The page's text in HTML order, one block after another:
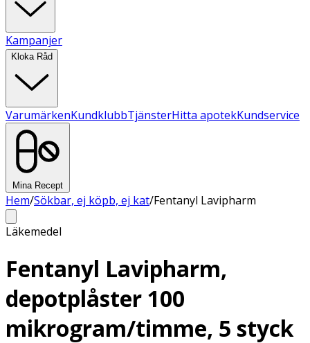
Kampanjer
Kloka Råd
VarumärkenKundklubbTjänsterHitta apotekKundservice
Mina Recept
Hem/Sökbar, ej köpb, ej kat/Fentanyl Lavipharm
Läkemedel
Fentanyl Lavipharm,
depotplåster 100
mikrogram/timme, 5 styck